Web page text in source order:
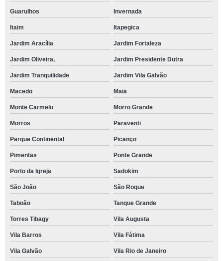
Guarulhos Invernada
Itaim Itapegica
Jardim Aracília Jardim Fortaleza
Jardim Oliveira, Jardim Presidente Dutra
Jardim Tranquilidade Jardim Vila Galvão
Macedo Maia
Monte Carmelo Morro Grande
Morros Paraventi
Parque Continental Picanço
Pimentas Ponte Grande
Porto da Igreja Sadokim
São João São Roque
Taboão Tanque Grande
Torres Tibagy Vila Augusta
Vila Barros Vila Fátima
Vila Galvão Vila Rio de Janeiro